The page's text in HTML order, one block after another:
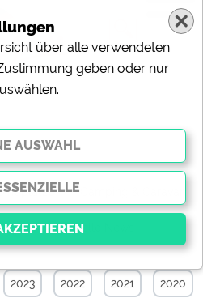
Aktuelle News
2023 2022 2021 2020
über alle verwendeten
geben oder nur